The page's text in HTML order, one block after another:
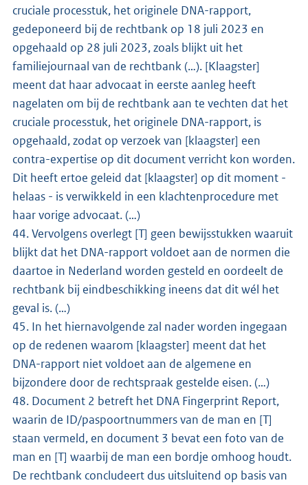
cruciale processtuk, het originele DNA-rapport,
gedeponeerd bij de rechtbank op 18 juli 2023 en
opgehaald op 28 juli 2023, zoals blijkt uit het
familiejournaal van de rechtbank (…). [Klaagster]
meent dat haar advocaat in eerste aanleg heeft
nagelaten om bij de rechtbank aan te vechten dat het
cruciale processtuk, het originele DNA-rapport, is
opgehaald, zodat op verzoek van [klaagster] een
contra-expertise op dit document verricht kon worden.
Dit heeft ertoe geleid dat [klaagster] op dit moment -
helaas - is verwikkeld in een klachtenprocedure met
haar vorige advocaat. (…)
44. Vervolgens overlegt [T] geen bewijsstukken waaruit
blijkt dat het DNA-rapport voldoet aan de normen die
daartoe in Nederland worden gesteld en oordeelt de
rechtbank bij eindbeschikking ineens dat dit wél het
geval is. (…)
45. In het hiernavolgende zal nader worden ingegaan
op de redenen waarom [klaagster] meent dat het
DNA-rapport niet voldoet aan de algemene en
bijzondere door de rechtspraak gestelde eisen. (…)
48. Document 2 betreft het DNA Fingerprint Report,
waarin de ID/paspoortnummers van de man en [T]
staan vermeld, en document 3 bevat een foto van de
man en [T] waarbij de man een bordje omhoog houdt.
De rechtbank concludeert dus uitsluitend op basis van